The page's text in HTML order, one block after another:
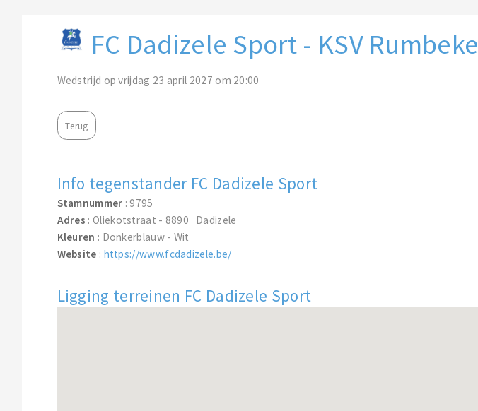
FC Dadizele Sport - KSV Rumbeke
Wedstrijd op vrijdag 23 april 2027 om 20:00
Terug
Info tegenstander FC Dadizele Sport
Stamnummer : 9795
Adres : Oliekotstraat - 8890 Dadizele
Kleuren : Donkerblauw - Wit
Website : https://www.fcdadizele.be/
Ligging terreinen FC Dadizele Sport